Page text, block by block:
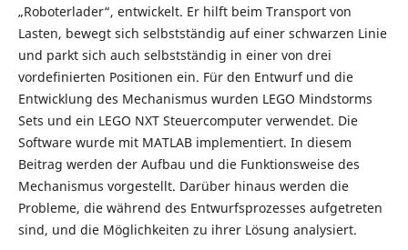
„Roboterlader“, entwickelt. Er hilft beim Transport von
Lasten, bewegt sich selbstständig auf einer schwarzen Linie
und parkt sich auch selbstständig in einer von drei
vordefinierten Positionen ein. Für den Entwurf und die
Entwicklung des Mechanismus wurden LEGO Mindstorms
Sets und ein LEGO NXT Steuercomputer verwendet. Die
Software wurde mit MATLAB implementiert. In diesem
Beitrag werden der Aufbau und die Funktionsweise des
Mechanismus vorgestellt. Darüber hinaus werden die
Probleme, die während des Entwurfsprozesses aufgetreten
sind, und die Möglichkeiten zu ihrer Lösung analysiert.